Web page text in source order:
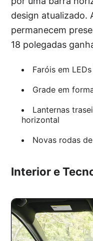
design atualizado.
permanecem
18 polegadas
Faróis em
Grade em
Lanternas
horizontal
Novas rodas
Interior e